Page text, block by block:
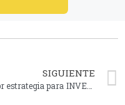
SIGUIENTE
La mejor estrategia para INVERTIR en CRIPTOMONEDAS